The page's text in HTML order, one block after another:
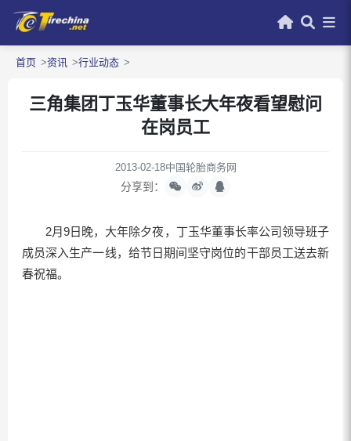
首页 资讯 行业动态
三角集团丁玉华董事长大年夜看望慰问
在岗员工
2013-02-18中国轮胎商务网
分享到：
2月9日晚，大年除夕夜，丁玉华董事长率公司领导班子
成员深入生产一线，给节日期间坚守岗位的干部员工送去新
春祝福。